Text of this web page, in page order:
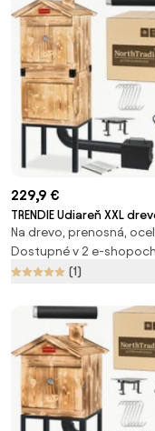
229,9 €
TRENDIE Udiareň XXL
Na drevo, prenosná,
Dostupné v 2 e-shopoch
(1)